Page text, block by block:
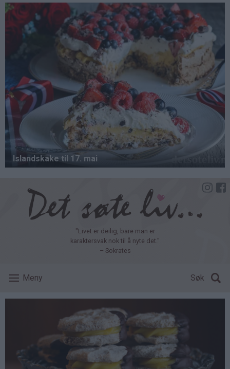
Hopp
hovedinnhold
"Livet er deilig, bare man er
karaktersvak nok til å nyte det."
– Sokrates
Meny Søk